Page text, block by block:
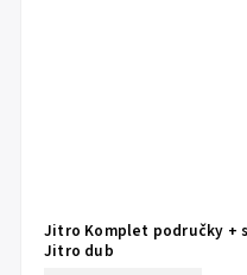
Jitro Komplet područky +
Jitro dub